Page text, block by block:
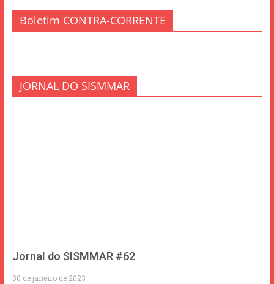
Boletim CONTRA-CORRENTE
JORNAL DO SISMMAR
Jornal do SISMMAR #62
30 de janeiro de 2023